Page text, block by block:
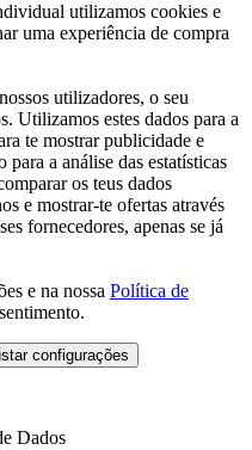
utilizamos cookies e
uma experiência de compra
utilizadores, o seu
Utilizamos estes dados para a
te mostrar publicidade e
a análise das estatísticas
os teus dados
e mostrar-te ofertas através
fornecedores, apenas se já
e na nossa Política de
configurações
Dados